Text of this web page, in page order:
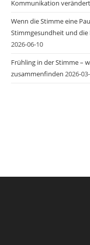
Kommunikation verändert
Wenn die Stimme eine
Stimmgesundheit und
2026-06-10
Frühling in der Stimme –
zusammenfinden 2026-